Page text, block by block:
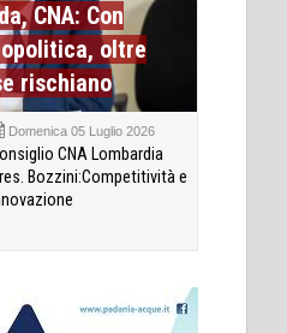
CNA: Con
oltre
rischiano
Domenica 05 Luglio 2026
CNA Lombardia
Bozzini:Competitività e